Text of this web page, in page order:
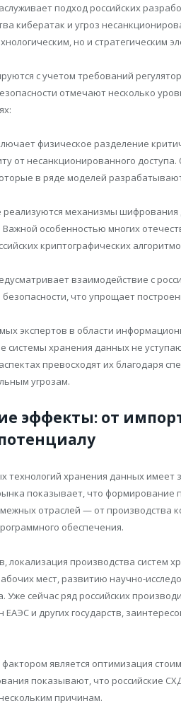
подход российских
кибератак и угроз
но и стратегическим
с учетом требований
отмечают несколько
физическое разделение
от несанкционированного
в ряде моделей
механизмы шифрования
Важной особенностью многих
криптографических
взаимодействие с
что упрощает
экспертов в области
системы хранения данных не
превосходят их благодаря
угрозам.
эффекты: от
технологий хранения данных
показывает, что формирование
отраслей — от производства
обеспечения.
локализация производства систем
мест, развитию научно-
Уже сейчас ряд российских
и других государств,
является оптимизация
показывают, что российские
причинам.